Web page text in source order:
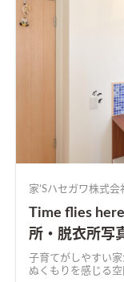
家’Sハセガワ株式会
Time flies
所・脱衣所写
子育てがしやすい
ぬくもりを感じる